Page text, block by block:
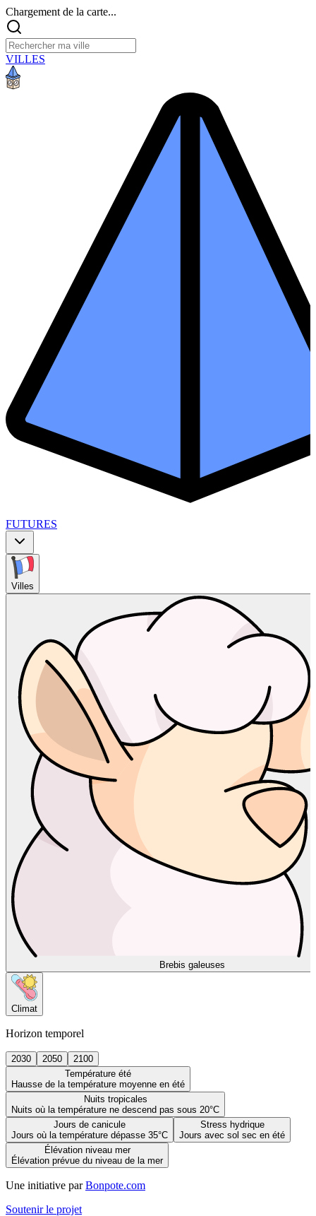
Chargement de la carte...
VILLES
FUTURES
Villes
Brebis galeuses
Climat
Horizon temporel
2030 2050
2100
Température été
Hausse de la température moyenne en été
Nuits tropicales
Nuits où la température ne descend pas sous 20°C
Jours de canicule
Jours où la température dépasse 35°C
Stress hydrique
Jours avec sol sec en été
Élévation niveau mer
Élévation prévue du niveau de la mer
Une initiative par Bonpote.com
Soutenir le projet